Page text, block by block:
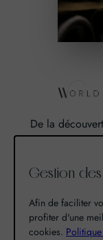
De la
qu’un pas. Un
là est né World
nos terroirs.
Gestion
Afin de faciliter
profiter d'une
cookies.